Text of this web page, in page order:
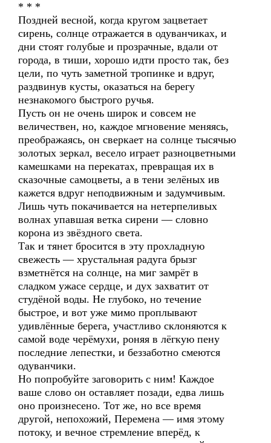
* * *
Поздней весной, когда кругом зацветает
сирень, солнце отражается в одуванчиках, и
дни стоят голубые и прозрачные, вдали от
города, в тиши, хорошо идти просто так, без
цели, по чуть заметной тропинке и вдруг,
раздвинув кусты, оказаться на берегу
незнакомого быстрого ручья.
Пусть он не очень широк и совсем не
величествен, но, каждое мгновение меняясь,
преображаясь, он сверкает на солнце тысячью
золотых зеркал, весело играет разноцветными
камешками на перекатах, превращая их в
сказочные самоцветы, а в тени зелёных ив
кажется вдруг неподвижным и задумчивым.
Лишь чуть покачивается на нетерпеливых
волнах упавшая ветка сирени — словно
корона из звёздного света.
Так и тянет бросится в эту прохладную
свежесть — хрустальная радуга брызг
взметнётся на солнце, на миг замрёт в
сладком ужасе сердце, и дух захватит от
студёной воды. Не глубоко, но течение
быстрое, и вот уже мимо проплывают
удивлённые берега, участливо склоняются к
самой воде черёмухи, роняя в лёгкую пену
последние лепестки, и беззаботно смеются
одуванчики.
Но попробуйте заговорить с ним! Каждое
ваше слово он оставляет позади, едва лишь
оно произнесено. Тот же, но все время
другой, непохожий, Перемена — имя этому
потоку, и вечное стремление вперёд, к